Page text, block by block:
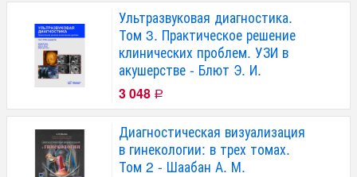
Ультразвуковая диагностика.
Том 3. Практическое решение
клинических проблем. УЗИ в
акушерстве - Блют Э. И.
3 048 Р
Диагностическая визуализация
в гинекологии: в трех томах.
Том 2 - Шаабан А. М.